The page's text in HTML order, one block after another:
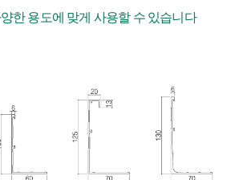
한 용도에 맞게 사용할 수 있습니다